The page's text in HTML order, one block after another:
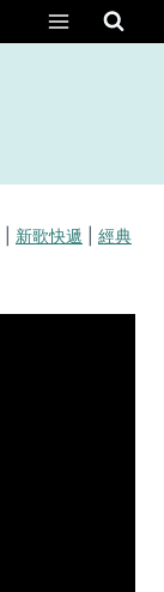
新歌快遞
經典